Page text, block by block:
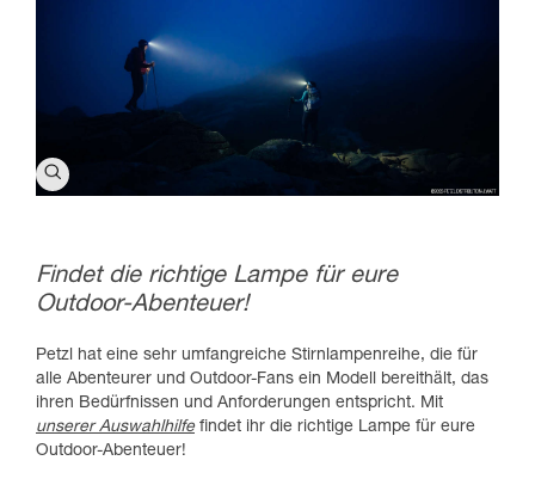
Findet die richtige Lampe für eure
Outdoor-Abenteuer!
Petzl hat eine sehr umfangreiche Stirnlampenreihe, die für
alle Abenteurer und Outdoor-Fans ein Modell bereithält, das
ihren Bedürfnissen und Anforderungen entspricht. Mit
unserer Auswahlhilfefindet ihr die richtige Lampe für eure
Outdoor-Abenteuer!